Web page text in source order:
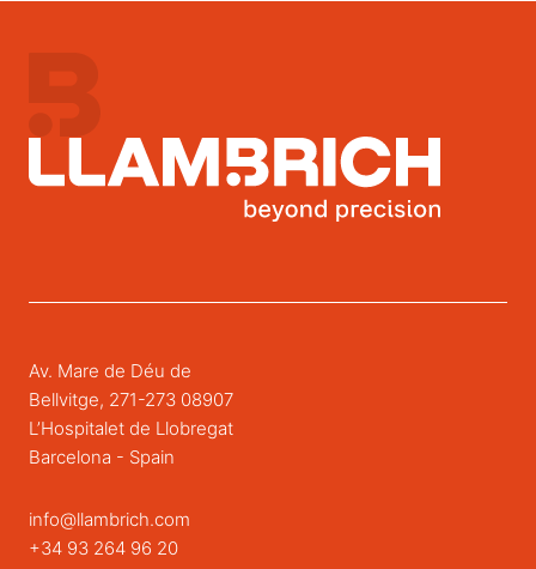
Av. Mare de Déu de
Bellvitge, 271-273 08907
L’Hospitalet de Llobregat
Barcelona - Spain
info@llambrich.com
+34 93 264 96 20